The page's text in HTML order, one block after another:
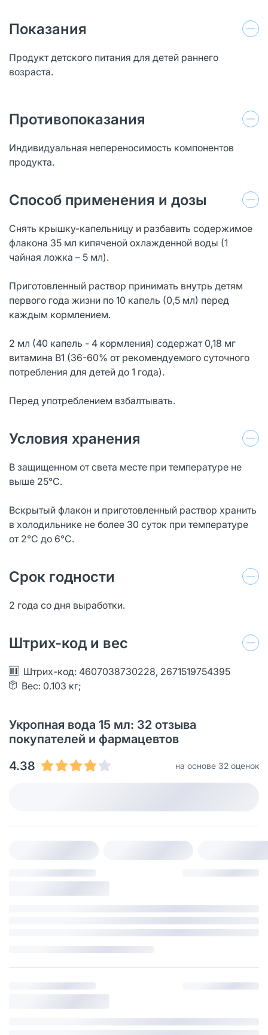
Показания
Продукт детского питания для детей раннего
возраста.
Противопоказания
Индивидуальная непереносимость компонентов
продукта.
Способ применения и дозы
Снять крышку-капельницу и разбавить содержимое
флакона 35 мл кипяченой охлажденной воды (1
чайная ложка – 5 мл).
Приготовленный раствор принимать внутрь детям
первого года жизни по 10 капель (0,5 мл) перед
каждым кормлением.
2 мл (40 капель - 4 кормления) содержат 0,18 мг
витамина В1 (36-60% от рекомендуемого суточного
потребления для детей до 1 года).
Перед употреблением взбалтывать.
Условия хранения
В защищенном от света месте при температуре не
выше 25°С.
Вскрытый флакон и приготовленный раствор хранить
в холодильнике не более 30 суток при температуре
от 2°С до 6°С.
Срок годности
2 года со дня выработки.
Штрих-код и вес
Штрих-код: 4607038730228, 2671519754395
Вес: 0.103 кг;
Укропная вода 15 мл: 32 отзыва
покупателей и фармацевтов
4.38
на основе 32 оценок